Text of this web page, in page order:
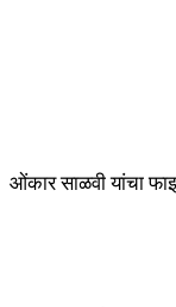
ओंकार साळवी यांचा